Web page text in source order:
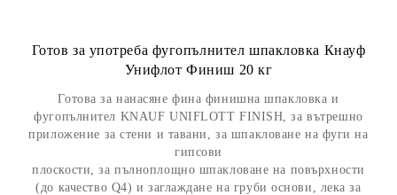
Готов за употреба фугопълнител шпакловка Кнауф
Унифлот Финиш 20 кг
Готова за нанасяне фина финишна шпакловка и
фугопълнител KNAUF UNIFLOTT FINISH, за вътрешно
приложение за стени и тавани, за шпакловане на фуги на
гипсови
плоскости, за пълноплощно шпакловане на повърхности
(до качество Q4) и заглаждане на груби основи, лека за